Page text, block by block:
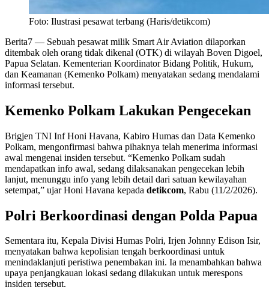
Foto: Ilustrasi pesawat terbang (Haris/detikcom)
Berita7 — Sebuah pesawat milik Smart Air Aviation dilaporkan
ditembak oleh orang tidak dikenal (OTK) di wilayah Boven Digoel,
Papua Selatan. Kementerian Koordinator Bidang Politik, Hukum,
dan Keamanan (Kemenko Polkam) menyatakan sedang mendalami
informasi tersebut.
Kemenko Polkam Lakukan Pengecekan
Brigjen TNI Inf Honi Havana, Kabiro Humas dan Data Kemenko
Polkam, mengonfirmasi bahwa pihaknya telah menerima informasi
awal mengenai insiden tersebut. “Kemenko Polkam sudah
mendapatkan info awal, sedang dilaksanakan pengecekan lebih
lanjut, menunggu info yang lebih detail dari satuan kewilayahan
setempat,” ujar Honi Havana kepada detikcom, Rabu (11/2/2026).
Polri Berkoordinasi dengan Polda Papua
Sementara itu, Kepala Divisi Humas Polri, Irjen Johnny Edison Isir,
menyatakan bahwa kepolisian tengah berkoordinasi untuk
menindaklanjuti peristiwa penembakan ini. Ia menambahkan bahwa
upaya penjangkauan lokasi sedang dilakukan untuk merespons
insiden tersebut.